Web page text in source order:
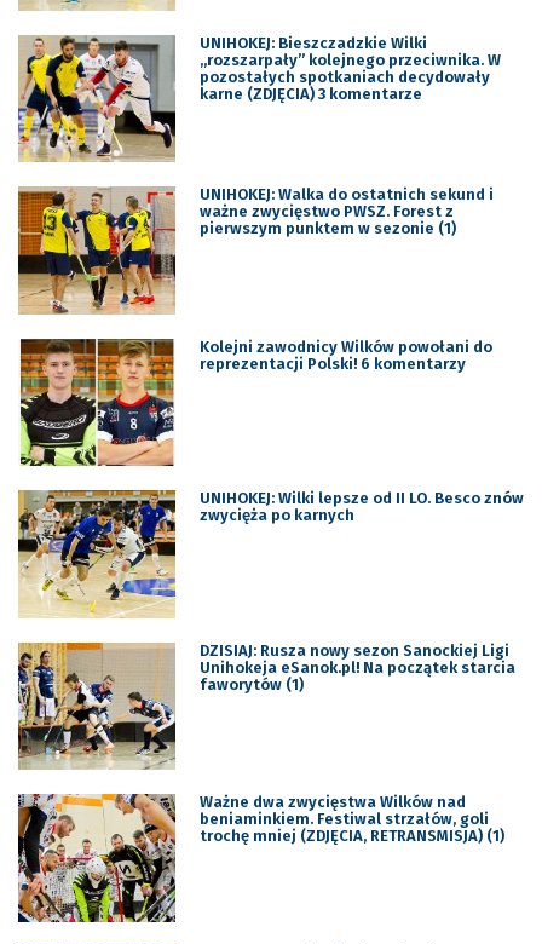
UNIHOKEJ: Bieszczadzkie Wilki
„rozszarpały” kolejnego przeciwnika. W
pozostałych spotkaniach decydowały
karne (ZDJĘCIA) 3 komentarze
UNIHOKEJ: Walka do ostatnich sekund i
ważne zwycięstwo PWSZ. Forest z
pierwszym punktem w sezonie (1)
Kolejni zawodnicy Wilków powołani do
reprezentacji Polski! 6 komentarzy
UNIHOKEJ: Wilki lepsze od II LO. Besco znów
zwycięża po karnych
DZISIAJ: Rusza nowy sezon Sanockiej Ligi
Unihokeja eSanok.pl! Na początek starcia
faworytów (1)
Ważne dwa zwycięstwa Wilków nad
beniaminkiem. Festiwal strzałów, goli
trochę mniej (ZDJĘCIA, RETRANSMISJA) (1)